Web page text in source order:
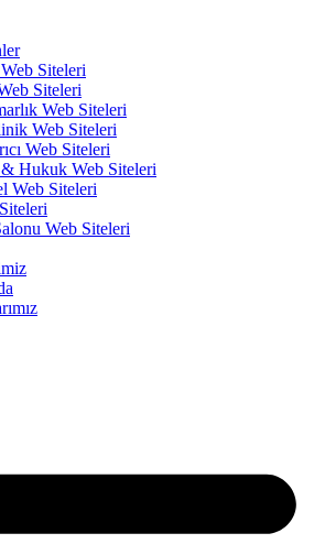
Siteleri
Siteleri
Web Siteleri
Web Siteleri
Web Siteleri
Hukuk Web Siteleri
Web Siteleri
Web Siteleri